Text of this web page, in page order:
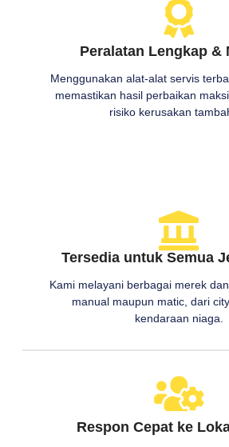
Peralatan Lengkap &
Menggunakan alat-alat servis
memastikan hasil perbaikan
risiko kerusakan
Tersedia untuk Semua
Kami melayani berbagai merek
manual maupun matic, dari
kendaraan niaga.
Respon Cepat ke